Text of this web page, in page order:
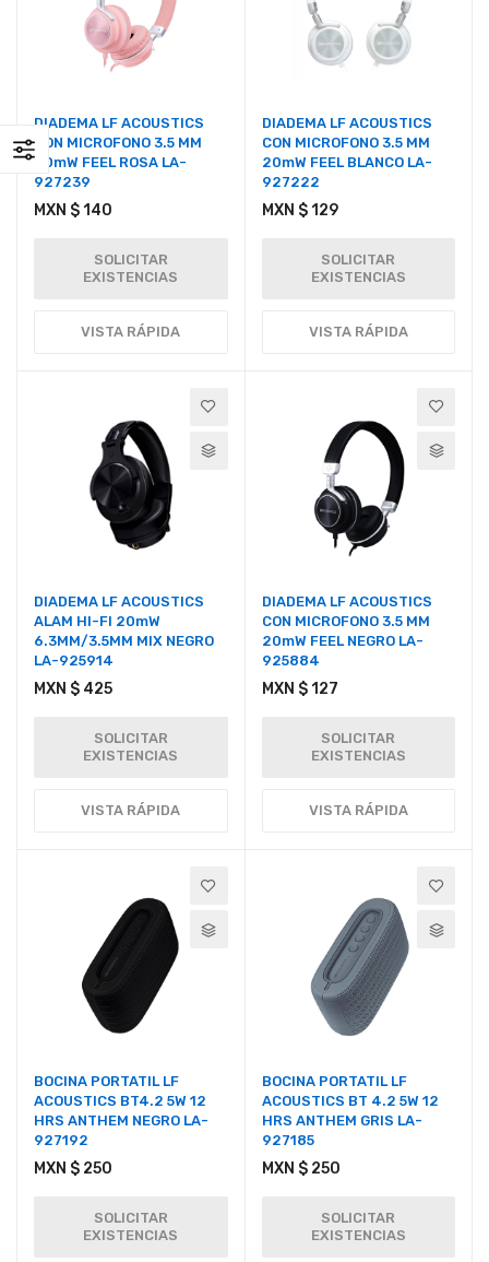
DIADEMA LF ACOUSTICS
CON MICROFONO 3.5 MM
20mW FEEL ROSA LA-
927239
MXN $ 140
SOLICITAR
EXISTENCIAS
VISTA RÁPIDA
DIADEMA LF ACOUSTICS
CON MICROFONO 3.5 MM
20mW FEEL BLANCO LA-
927222
MXN $ 129
SOLICITAR
EXISTENCIAS
VISTA RÁPIDA
DIADEMA LF ACOUSTICS
ALAM HI-FI 20mW
6.3MM/3.5MM MIX NEGRO
LA-925914
MXN $ 425
SOLICITAR
EXISTENCIAS
VISTA RÁPIDA
DIADEMA LF ACOUSTICS
CON MICROFONO 3.5 MM
20mW FEEL NEGRO LA-
925884
MXN $ 127
SOLICITAR
EXISTENCIAS
VISTA RÁPIDA
BOCINA PORTATIL LF
ACOUSTICS BT4.2 5W 12
HRS ANTHEM NEGRO LA-
927192
MXN $ 250
SOLICITAR
EXISTENCIAS
BOCINA PORTATIL LF
ACOUSTICS BT 4.2 5W 12
HRS ANTHEM GRIS LA-
927185
MXN $ 250
SOLICITAR
EXISTENCIAS